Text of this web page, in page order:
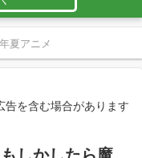
夏アニメ
告を含む場合があります